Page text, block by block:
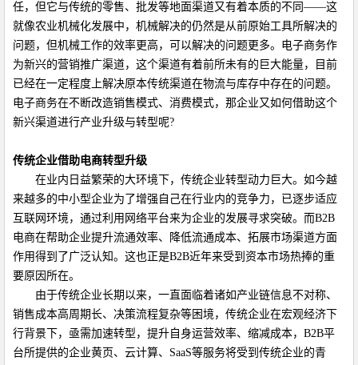
任，但它与传统的零售、批发等地面渠道又有着本质的不同 ——这
就像农业机械化发展中，机械解决的仍然是从前原始工具所解决的
问题，但机械工作的效率更高，可以解决的问题更多。电子商务作
为新兴的营销推广渠道，这个渠道有着前所未有的巨大能量，目前
已经在一定程度上解决原本传统渠道在物流与库存中存在的问题。
电子商务在不断改造销售模式、消费模式，那企业又如何借助这个
新兴渠道进行产业升级与转型呢?
传统企业借助电商转型升级
在业内日益繁荣的大环境下，传统企业转型动力巨大。如今越
来越多的中小型企业为了增强自己在行业内的竞争力，已逐步适应
互联网环境，通过利用网络平台来为企业的发展寻求突破。而B2B
电商在帮助企业提升流通效率、降低流通成本、拓展市场渠道方面
作用得到了广泛认知。这也正是B2B近年来受到资本市场热捧的重
要原因所在。
由于传统企业长期以来，一直面临着诸如产业链信息不对称、
销售成本高周期长、决策流程复杂等困境，传统企业在宏观经济下
行背景下，亟需加速转型，提升自身运营效率、缩减成本， B2B平
台所提供的企业黄页 、云计算、 SaaS等服务将受到传统企业的青